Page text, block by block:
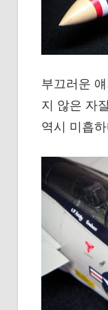
부끄러운
지 않은 자
역시 미흡